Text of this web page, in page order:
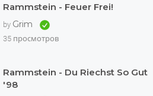
Rammstein - Feuer Frei!
by Grim
35 просмотров
Rammstein - Du Riechst So Gut
'98